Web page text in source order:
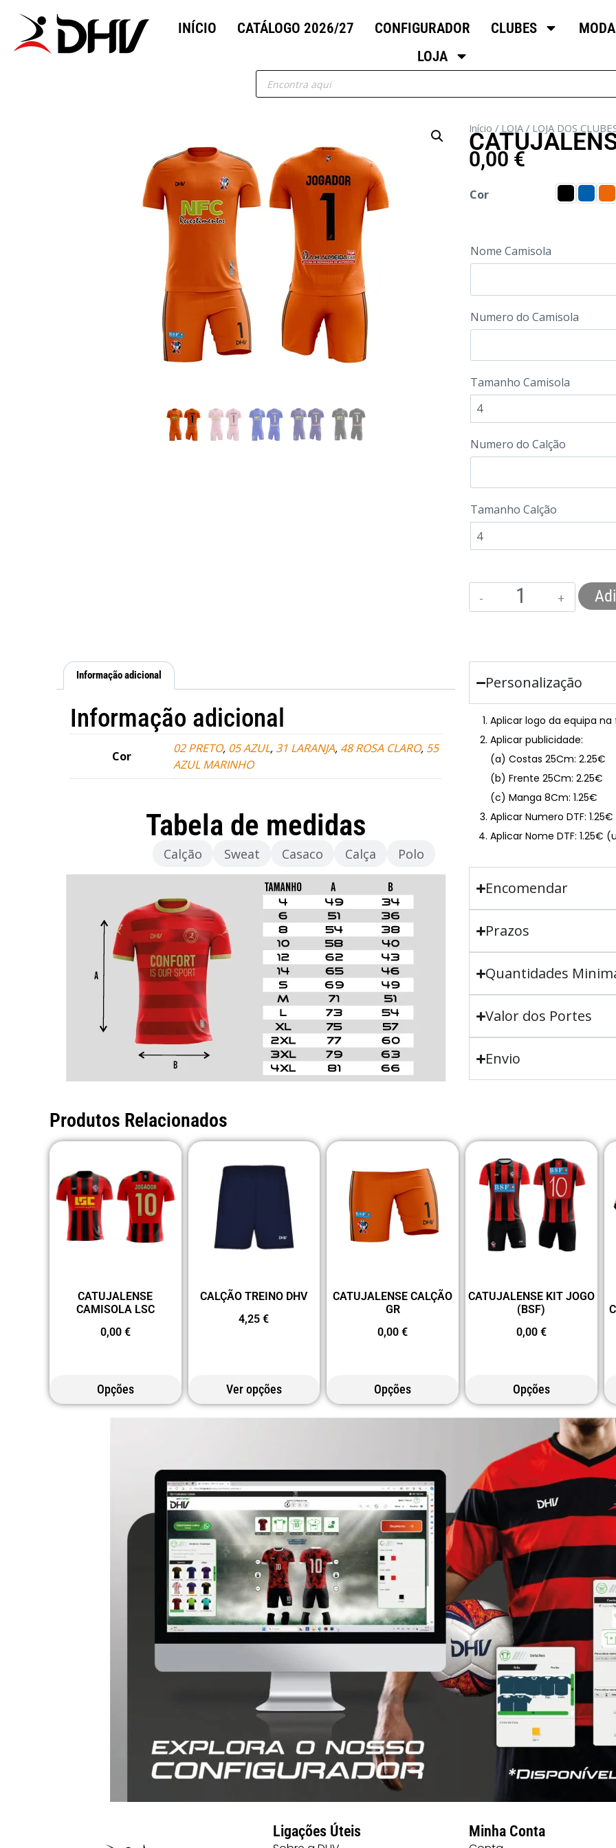
INÍCIO CATÁLOGO 2026/27 CONFIGURADOR CLUBES
LOJA
Início / LOJA / LOJA DOS
0,00 €
Cor
Nome Camisola
Numero do Camisola
Tamanho Camisola
Numero do Calção
Tamanho Calção
Informação adicional
Informação adicional
Cor
02 PRETO, 05 AZUL, 31 LARANJA, 48 ROSA CLARO, 55
AZUL MARINHO
Tabela de medidas
Calção Sweat Casaco Calça Polo
Personalização
Aplicar logo da equipa na
Aplicar publicidade:
(a) Costas 25Cm: 2.25€
(b) Frente 25Cm: 2.25€
(c) Manga 8Cm: 1.25€
Aplicar Numero DTF:
Aplicar Nome DTF: 1.25€
Encomendar
Prazos
Quantidades
Valor dos Portes
Envio
Produtos Relacionados
CATUJALENSE
CAMISOLA LSC
0,00 €
Opções
CALÇÃO TREINO DHV
4,25€
Ver opções
CATUJALENSE CALÇÃO
GR
0,00€
Opções
CATUJALENSE KIT JOGO
(BSF)
0,00 €
Opções
Ligações Úteis Minha Conta